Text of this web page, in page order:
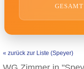
GESAMT
« zurück zur Liste (Speyer)